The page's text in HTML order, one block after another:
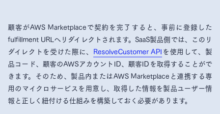
顧客がAWS Marketplaceで契約を完了すると、事前に登録した
fulfillment URLへリダイレクトされます。SaaS製品側では、このリ
ダイレクトを受けた際に、 ResolveCustomer APIを使用して、製
品コード、顧客のAWSアカウントID、顧客IDを取得することがで
きます。そのため、製品内またはAWS Marketplaceと連携する専
用のマイクロサービスを用意し、取得した情報を製品ユーザー情
報と正しく紐付ける仕組みを構築しておく必要があります。